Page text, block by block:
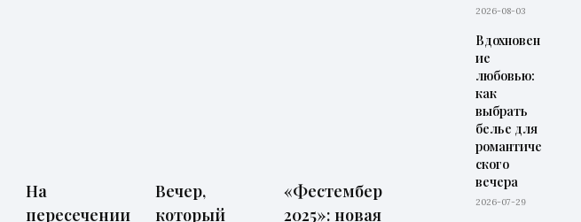
На
пересечении
Вечер,
который
«Фестембер
2025»: новая
2026-08-03
Вдохновен
ие
любовью:
как
выбрать
белье для
романтиче
ского
вечера
2026-07-29